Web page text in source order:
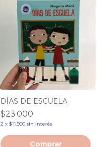
DÍAS DE ESCUELA
$23.000
2 x $11.500 sin interés